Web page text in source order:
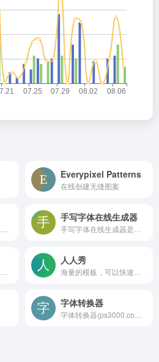
Everypixel Patterns
在线创建无缝图案
手写字体在线生成器
人人秀
字体转换器